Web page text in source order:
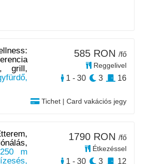
grill,
Tichet | Card vakációs jegy
585 RON /fő
Reggelivel
1 - 30 3 16
m
1790 RON /fő
Étkezéssel
1 - 30 3 12